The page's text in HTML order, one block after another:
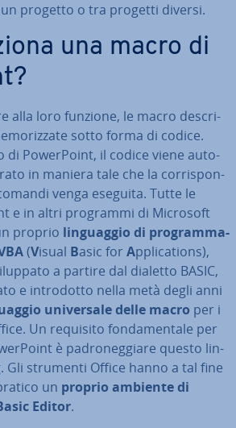
progetto o tra progetti diversi.
una macro di
alla loro funzione, le macro de­scri­
sotto forma di codice.
di Po­wer­Point, il codice viene au­to­
in maniera tale che la cor­ri­spon­
venga eseguita. Tutte le
e in altri programmi di Microsoft
proprio lin­guag­gio di pro­gram­ma­
(Visual Basic for Appli­ca­tions),
a partire dal dialetto BASIC,
e in­tro­dot­to nella metà degli anni
uni­ver­sa­le delle macro per i
Un requisito fon­da­men­ta­le per
è pa­dro­neg­gia­re questo lin­
Gli strumenti Office hanno a tal fine
un proprio ambiente di
Editor.